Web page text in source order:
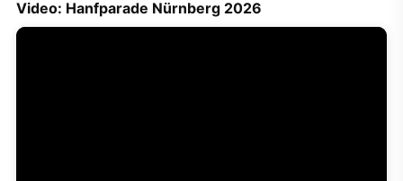
Video: Hanfparade Nürnberg 2026